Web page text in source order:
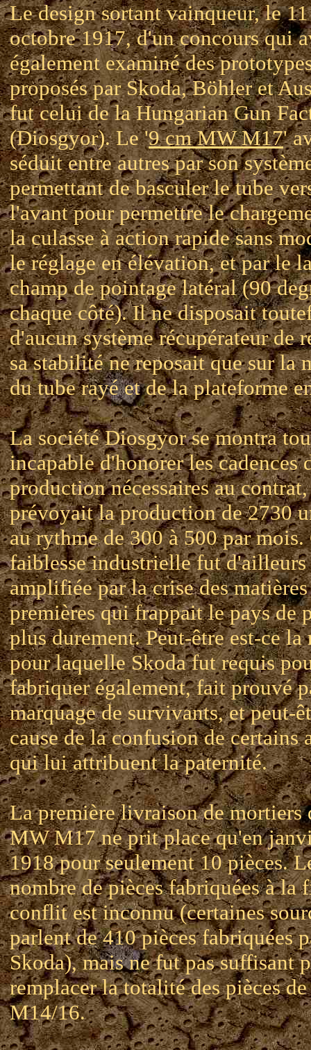
Le design sortant vainqueur, le 11
octobre 1917, d'un concours qui
également examiné des
proposés par Skoda, Böhler et
fut celui de la Hungarian Gun
(Diosgyor). Le '9 cm MW M17'
séduit entre autres par son
permettant de basculer le tube
l'avant pour permettre le
la culasse à action rapide sans
le réglage en élévation, et par le
champ de pointage latéral (90
chaque côté). Il ne disposait
d'aucun système récupérateur de
sa stabilité ne reposait que sur la
du tube rayé et de la plateforme
La société Diosgyor se montra
incapable d'honorer les cadences
production nécessaires au
prévoyait la production de 2730
au rythme de 300 à 500 par mois.
faiblesse industrielle fut d'ailleurs
amplifiée par la crise des matières
premières qui frappait le pays de
plus durement. Peut-être est-ce la
pour laquelle Skoda fut requis
fabriquer également, fait prouvé
marquage de survivants, et peut-
cause de la confusion de certains
qui lui attribuent la paternité.
La première livraison de mortiers
MW M17 ne prit place qu'en
1918 pour seulement 10 pièces.
nombre de pièces fabriquées à la
conflit est inconnu (certaines
parlent de 410 pièces fabriquées
Skoda), mais ne fut pas suffisant
remplacer la totalité des pièces
M14/16.